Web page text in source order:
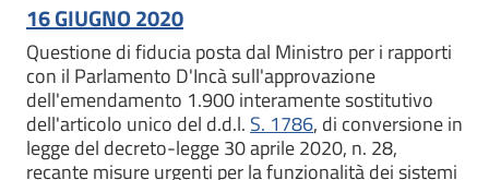
16 GIUGNO 2020
Questione di fiducia posta dal Ministro per i rapporti
con il Parlamento D'Incà sull'approvazione
dell'emendamento 1.900 interamente sostitutivo
dell'articolo unico del d.d.l. S. 1786, di conversione in
legge del decreto-legge 30 aprile 2020, n. 28,
recante misure urgenti per la funzionalità dei sistemi